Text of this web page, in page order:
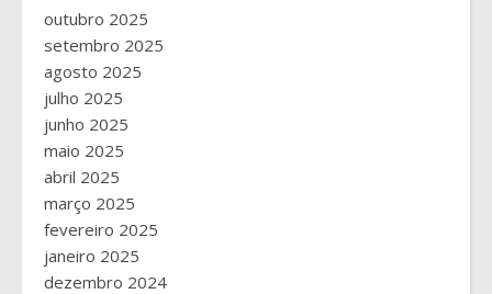
outubro 2025
setembro 2025
agosto 2025
julho 2025
junho 2025
maio 2025
abril 2025
março 2025
fevereiro 2025
janeiro 2025
dezembro 2024